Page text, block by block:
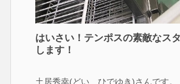
はいさい！テンポスの素敵なス
します！
土居秀幸(どい ひでゆき)さんです。